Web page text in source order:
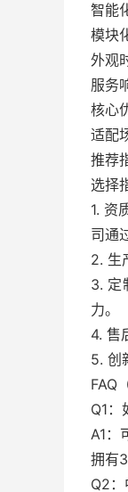
智能
模块
外观
服务
核心
适配
推
选择
1. 资
司通
2. 生
3. 定
力。
4. 售
5. 创
FAQ
Q1：
A1：
拥有
Q2：